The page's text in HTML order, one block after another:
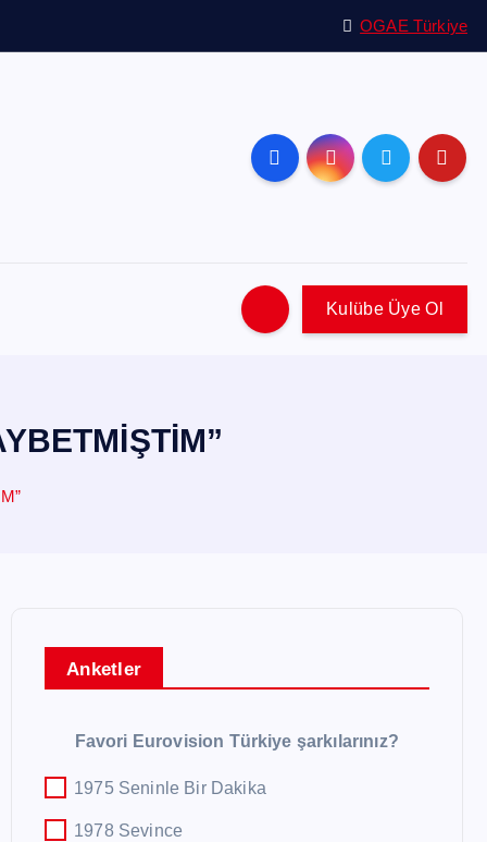
OGAE Türkiye
Kulübe Üye Ol
Anketler
Favori Eurovision Türkiye şarkılarınız?
1975 Seninle Bir Dakika
1978 Sevince